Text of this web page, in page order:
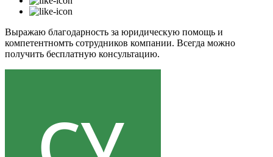
Выражаю благодарность за юридическую помощь и
компетентномть сотрудников компании. Всегда можно
получить бесплатную консультацию.